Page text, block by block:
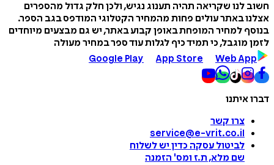
חשוב לנו שקריאה תהיה תענוג נגיש, ולכן חלק גדול מהספרים
אצלנו באתר עולים פחות מהמחיר הקטלוגי המודפס בגב הספר.
בנוסף למחיר המופחת באופן קבוע באתר, יש גם מבצעים מיוחדים
לזמן מוגבל, כי תמיד כיף לגלות עוד ספר במחיר מעולה
Google Play
App Store Web App
דברו איתנו
צרו קשר
service@e-vrit.co.il
לביטול עסקה כדין יש לשלוח
שם מלא, ת.ז ומס' הזמנה